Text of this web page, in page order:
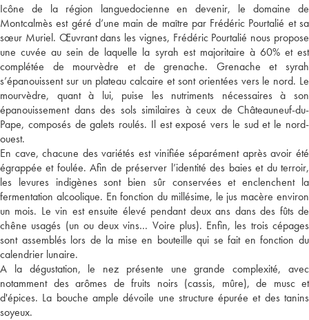
Icône de la région languedocienne en devenir, le domaine de
Montcalmès est géré d’une main de maître par Frédéric Pourtalié et sa
sœur Muriel. Œuvrant dans les vignes, Frédéric Pourtalié nous propose
une cuvée au sein de laquelle la syrah est majoritaire à 60% et est
complétée de mourvèdre et de grenache. Grenache et syrah
s’épanouissent sur un plateau calcaire et sont orientées vers le nord. Le
mourvèdre, quant à lui, puise les nutriments nécessaires à son
épanouissement dans des sols similaires à ceux de Châteauneuf-du-
Pape, composés de galets roulés. Il est exposé vers le sud et le nord-
ouest.
En cave, chacune des variétés est vinifiée séparément après avoir été
égrappée et foulée. Afin de préserver l’identité des baies et du terroir,
les levures indigènes sont bien sûr conservées et enclenchent la
fermentation alcoolique. En fonction du millésime, le jus macère environ
un mois. Le vin est ensuite élevé pendant deux ans dans des fûts de
chêne usagés (un ou deux vins… Voire plus). Enfin, les trois cépages
sont assemblés lors de la mise en bouteille qui se fait en fonction du
calendrier lunaire.
A la dégustation, le nez présente une grande complexité, avec
notamment des arômes de fruits noirs (cassis, mûre), de musc et
d'épices. La bouche ample dévoile une structure épurée et des tanins
soyeux.